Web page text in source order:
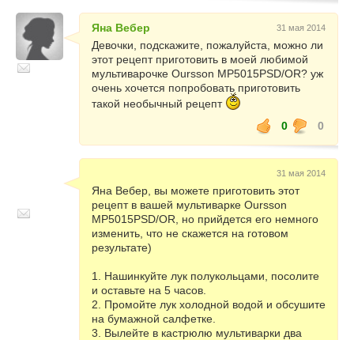
Яна Вебер 31 мая 2014
Девочки, подскажите, пожалуйста, можно ли
этот рецепт приготовить в моей любимой
мультиварочке Oursson MP5015PSD/OR? уж
очень хочется попробовать приготовить
такой необычный рецепт
0
0
31 мая 2014
Яна Вебер, вы можете приготовить этот
рецепт в вашей мультиварке Oursson
MP5015PSD/OR, но прийдется его немного
изменить, что не скажется на готовом
результате)
1. Нашинкуйте лук полукольцами, посолите
и оставьте на 5 часов.
2. Промойте лук холодной водой и обсушите
на бумажной салфетке.
3. Вылейте в кастрюлю мультиварки два